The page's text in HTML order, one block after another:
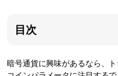
目次
暗号通貨に興味があるなら、